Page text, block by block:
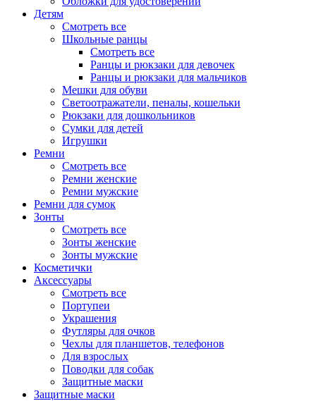
Детям
Смотреть все
Школьные ранцы
Смотреть все
Ранцы и рюкзаки для девочек
Ранцы и рюкзаки для мальчиков
Мешки для обуви
Светоотражатели, пеналы, кошельки
Рюкзаки для дошкольников
Сумки для детей
Игрушки
Ремни
Смотреть все
Ремни женские
Ремни мужские
Ремни для сумок
Зонты
Смотреть все
Зонты женские
Зонты мужские
Косметички
Аксессуары
Смотреть все
Портупеи
Украшения
Футляры для очков
Чехлы для планшетов, телефонов
Для взрослых
Поводки для собак
Защитные маски
Защитные маски